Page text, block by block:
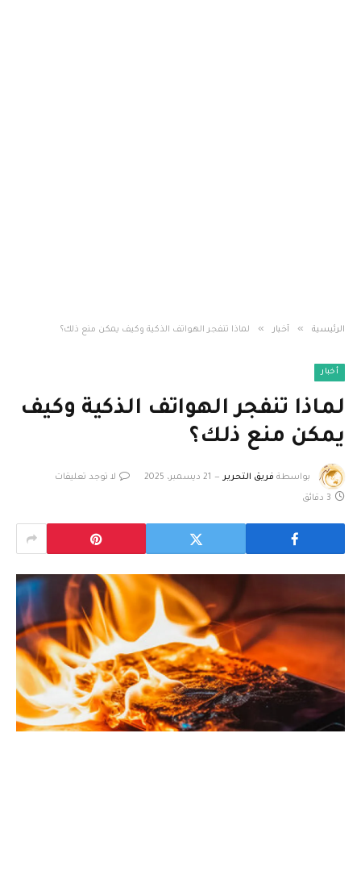
الرئيسية » أخبار » لماذا تنفجر الهواتف الذكية وكيف يمكن منع ذلك؟
أخبار
لماذا تنفجر الهواتف الذكية وكيف
يمكن منع ذلك؟
بواسطة فريق التحرير 21 ديسمبر، 2025 لا توجد تعليقات
3 دقائق